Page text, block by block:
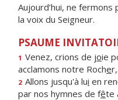
Aujourd’hui, ne
la voix du Seigneur.
PSAUME
1 Venez, crions de joie
acclamons notre Roche
2 Allons jusqu'à lui en
par nos hymnes de fête